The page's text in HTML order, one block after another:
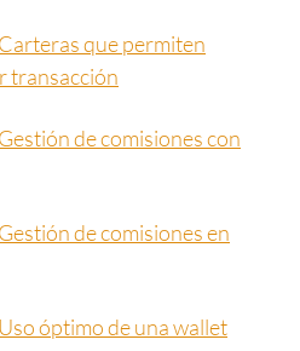
que permiten
transacción
de comisiones con
de comisiones en
óptimo de una wallet